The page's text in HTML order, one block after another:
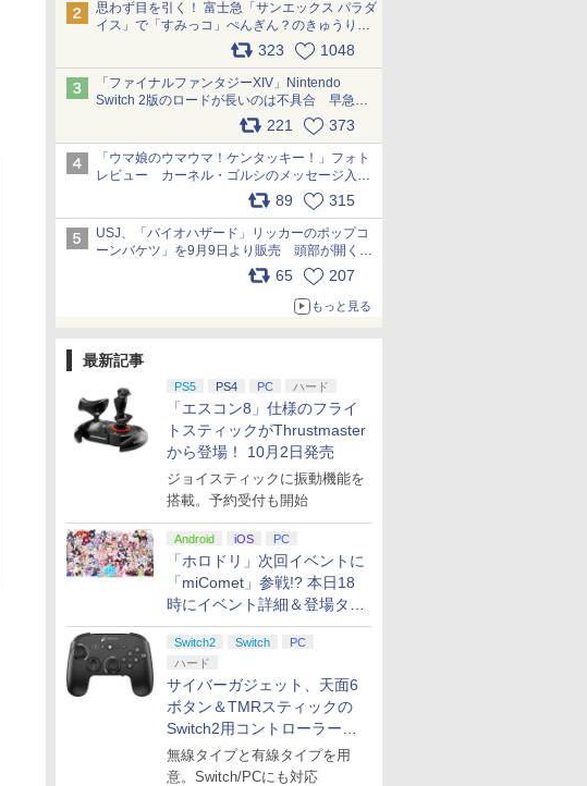
思わず目を引く！ 富士急「サンエックス パラダ
イス」で「すみっコ」ぺんぎん？のきゅうりド
ッグを食べてみた イラストそのままのメニュ
ー化に挑戦。これが意外にもおいしい
pic.x.com/Kgl04hZaeg
323 1048
「ファイナルファンタジーXIV」Nintendo
Switch 2版のロードが長いのは不具合 早急に
アップデートできるよう対応中221 373
「ウマ娘のウマウマ！ケンタッキー！」フォト
レビュー カーネル・ゴルシのメッセージ入り
パッケージや描き下ろしトレカなどが登場
89 315
USJ、「バイオハザード」リッカーのポップコ
ーンバケツ」を9月9日より販売 頭部が開く仕
組み。味は恐怖を堪のう「味噌フレーバー」
65 207
もっと見る
最新記事
PS5 PS4 PC ハード
「エスコン8」仕様のフライ
トスティックがThrustmaster
から登場！ 10月2日発売
ジョイスティックに振動機能を
搭載。予約受付も開始
Android iOS PC
「ホロドリ」次回イベントに
「miComet」参戦!? 本日18
時にイベント詳細＆登場タレ
ント公開
Switch2 Switch
PC
ハード
サイバーガジェット、天面6
ボタン＆TMRスティックの
Switch2用コントローラーを9
月下旬発売！
無線タイプと有線タイプを用
意。Switch/PCにも対応